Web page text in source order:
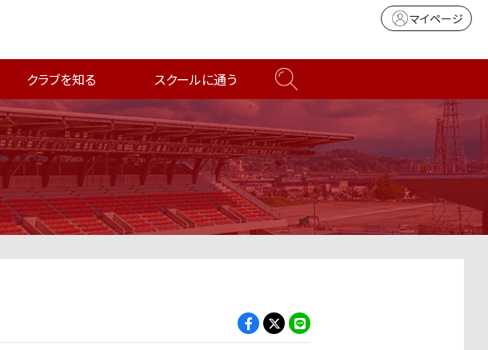
マイページ
クラブを知る スクールに通う